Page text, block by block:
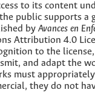
to its content
public supports a
by Avances en
Attribution 4.0
to the
and adapt the
must
they do not